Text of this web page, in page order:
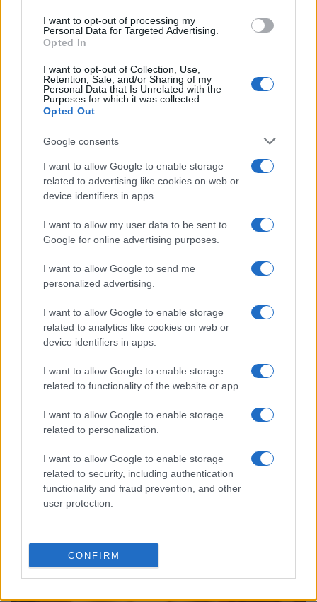
I want to opt-out of processing my
Personal Data for Targeted Advertising.
Opted In
I want to opt-out of Collection, Use,
Retention, Sale, and/or Sharing of my
Personal Data that Is Unrelated with the
Purposes for which it was collected.
Opted Out
Google consents
I want to allow Google to enable storage
related to advertising like cookies on web or
device identifiers in apps.
I want to allow my user data to be sent to
Google for online advertising purposes.
I want to allow Google to send me
personalized advertising.
I want to allow Google to enable storage
related to analytics like cookies on web or
device identifiers in apps.
I want to allow Google to enable storage
related to functionality of the website or app.
I want to allow Google to enable storage
related to personalization.
I want to allow Google to enable storage
related to security, including authentication
functionality and fraud prevention, and other
user protection.
CONFIRM
AUTOR
Staff
Sigue leyendo